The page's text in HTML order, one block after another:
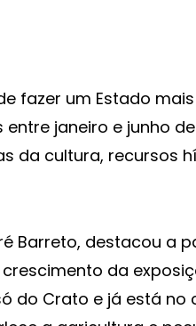
fazer um Estado
janeiro e junho
da cultura, recursos
Barreto, destacou a
da
do Crato e já está